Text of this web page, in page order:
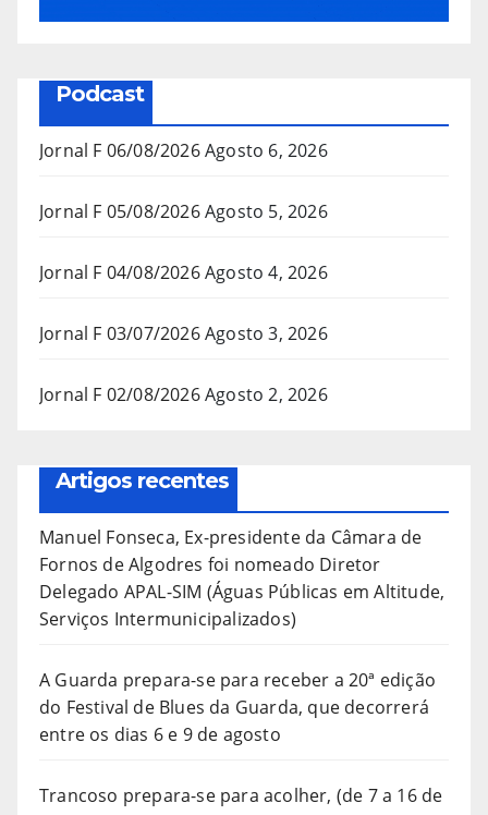
Podcast
Jornal F 06/08/2026Agosto 6, 2026
Jornal F 05/08/2026Agosto 5, 2026
Jornal F 04/08/2026Agosto 4, 2026
Jornal F 03/07/2026Agosto 3, 2026
Jornal F 02/08/2026Agosto 2, 2026
Artigos recentes
Manuel Fonseca, Ex-presidente da Câmara de
Fornos de Algodres foi nomeado Diretor
Delegado APAL-SIM (Águas Públicas em Altitude,
Serviços Intermunicipalizados)
A Guarda prepara-se para receber a 20ª edição
do Festival de Blues da Guarda, que decorrerá
entre os dias 6 e 9 de agosto
Trancoso prepara-se para acolher, (de 7 a 16 de